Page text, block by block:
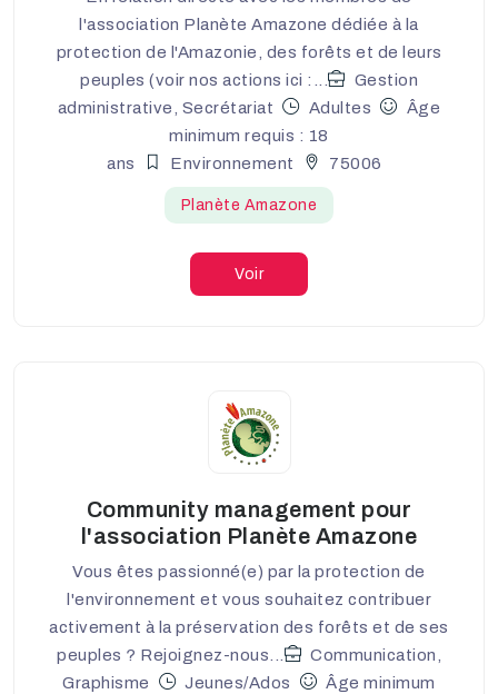
l'association Planète Amazone dédiée à la
protection de l'Amazonie, des forêts et de leurs
peuples (voir nos actions ici :...
Gestion
administrative, Secrétariat
Adultes
Âge
minimum requis : 18
ans
Environnement 75006
Planète Amazone
Voir
Community management pour
l'association Planète Amazone
Vous êtes passionné(e) par la protection de
l'environnement et vous souhaitez contribuer
activement à la préservation des forêts et de ses
peuples ? Rejoignez-nous...
Communication,
Graphisme
Jeunes/Ados
Âge minimum